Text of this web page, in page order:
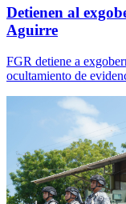
Detienen al
Aguirre
FGR detiene a
ocultamiento de